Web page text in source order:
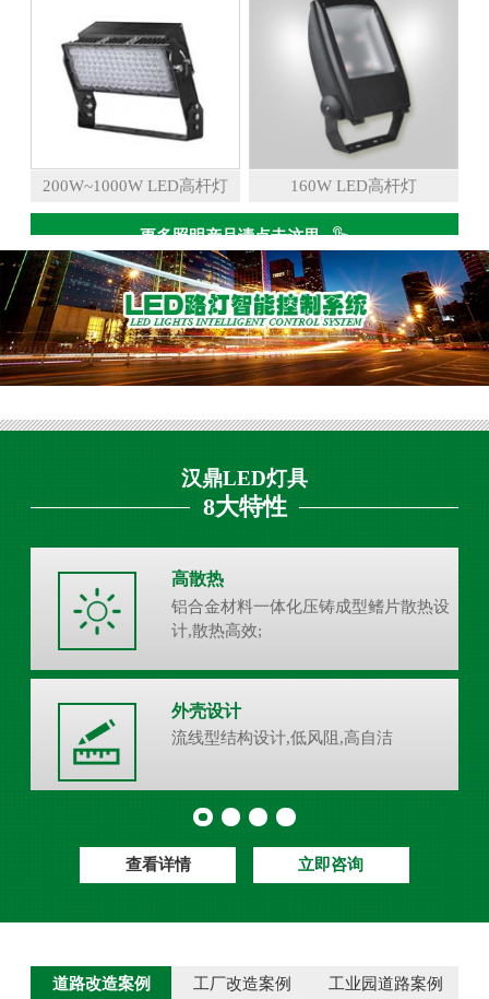
200W~1000W LED高杆灯 160W LED高杆灯
更多照明产品请点击这里
汉鼎LED灯具
8大特性
高散热
铝合金材料一体化压铸成型鳍片散热设
计,散热高效;
外壳设计
流线型结构设计,低风阻,高自洁
查看详情 立即咨询
道路改造案例 工厂改造案例 工业园道路案例